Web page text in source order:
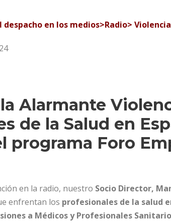
despacho en los medios>Radio>
Alarmante
de la Salud en
programa Foro
en la radio, nuestro Socio Director,
enfrentan los profesionales de la salud
a Médicos y Profesionales